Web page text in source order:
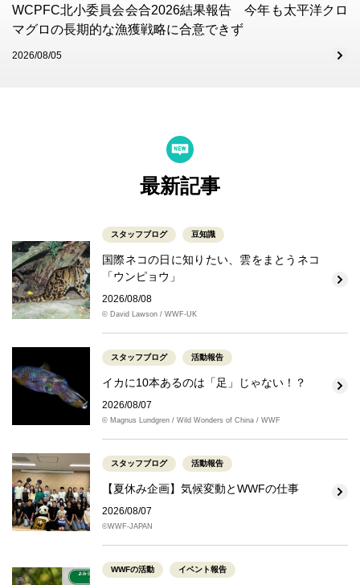
WCPFC北小委員会会合2026結果報告 今年も太平洋クロ
マグロの長期的な漁獲戦略に合意できず
2026/08/05
最新記事
スタッフブログ 豆知識
国際ネコの日に知りたい、雲をまとうネコ
「ウンピョウ」
2026/08/08
© David Lawson / WWF-UK
スタッフブログ 活動報告
イカに10本あるのは「足」じゃない！？
2026/08/07
© Magnus Lundgren / Wild Wonders of China / WWF
スタッフブログ 活動報告
【夏休み企画】気候変動とWWFの仕事
2026/08/07
©WWF-JAPAN
WWFの活動 イベント報告